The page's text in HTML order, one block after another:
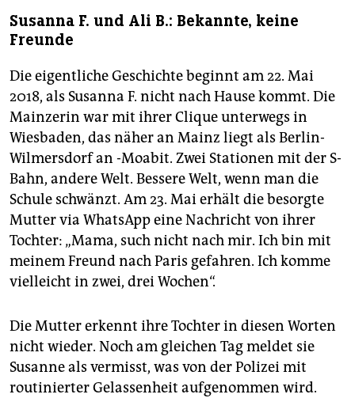
Susanna F. und Ali B.: Bekannte, keine
Freunde
Die eigentliche Geschichte beginnt am 22. Mai
2018, als Susanna F. nicht nach Hause kommt. Die
Mainzerin war mit ihrer Clique unterwegs in
Wiesbaden, das näher an Mainz liegt als Berlin-
Wilmersdorf an -Moabit. Zwei Stationen mit der S-
Bahn, andere Welt. Bessere Welt, wenn man die
Schule schwänzt. Am 23. Mai erhält die besorgte
Mutter via WhatsApp eine Nachricht von ihrer
Tochter: „Mama, such nicht nach mir. Ich bin mit
meinem Freund nach Paris gefahren. Ich komme
vielleicht in zwei, drei Wochen“.
Die Mutter erkennt ihre Tochter in diesen Worten
nicht wieder. Noch am gleichen Tag meldet sie
Susanne als vermisst, was von der Polizei mit
routinierter Gelassenheit aufgenommen wird.